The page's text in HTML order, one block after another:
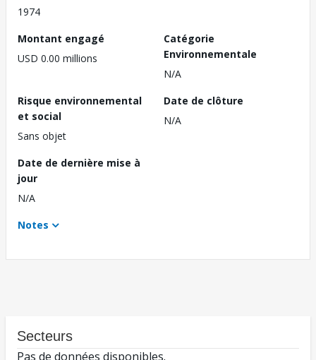
1974
Montant engagé
USD 0.00 millions
Catégorie
Environnementale
N/A
Risque environnemental
et social
Sans objet
Date de clôture
N/A
Date de dernière mise à
jour
N/A
Notes
Secteurs
Pas de données disponibles.